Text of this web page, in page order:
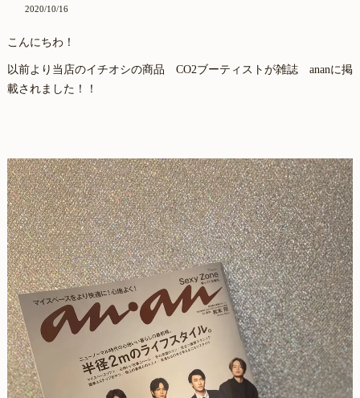
2020/10/16
こんにちわ！
以前より当店のイチオシの商品 CO2ブーティストが雑誌 ananに掲
載されました！！